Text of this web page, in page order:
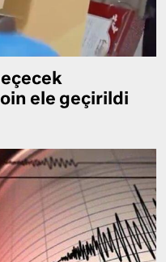
ele geçirildi